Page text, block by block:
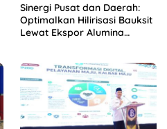
Sinergi Pusat dan Daerah:
Optimalkan Hilirisasi Bauksit
Lewat Ekspor Alumina